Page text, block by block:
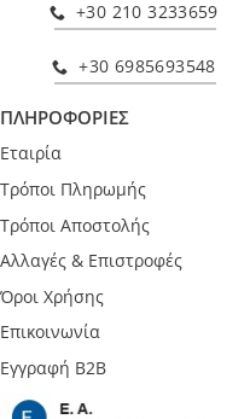
+30 210 3233659
+30 6985693548
ΠΛΗΡΟΦΟΡΙΕΣ
Εταιρία
Τρόποι Πληρωμής
Τρόποι Αποστολής
Αλλαγές & Επιστροφές
Όροι Χρήσης
Επικοινωνία
Εγγραφή B2B